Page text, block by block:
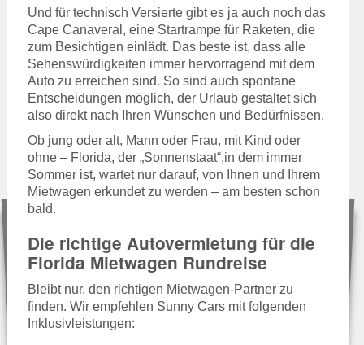
Und für technisch Versierte gibt es ja auch noch das
Cape Canaveral, eine Startrampe für Raketen, die
zum Besichtigen einlädt. Das beste ist, dass alle
Sehenswürdigkeiten immer hervorragend mit dem
Auto zu erreichen sind. So sind auch spontane
Entscheidungen möglich, der Urlaub gestaltet sich
also direkt nach Ihren Wünschen und Bedürfnissen.
Ob jung oder alt, Mann oder Frau, mit Kind oder
ohne – Florida, der „Sonnenstaat“,in dem immer
Sommer ist, wartet nur darauf, von Ihnen und Ihrem
Mietwagen erkundet zu werden – am besten schon
bald.
Die richtige Autovermietung für die
Florida Mietwagen Rundreise
Bleibt nur, den richtigen Mietwagen-Partner zu
finden. Wir empfehlen Sunny Cars mit folgenden
Inklusivleistungen: